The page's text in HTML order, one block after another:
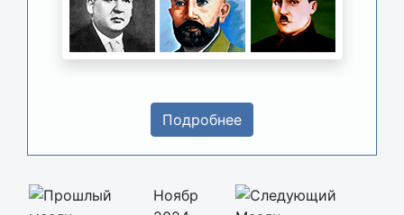
Подробнее
Ноябр